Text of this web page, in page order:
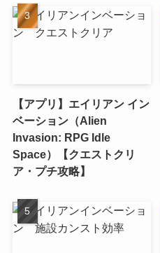
【アプリ】エイリアン イン
ベーション（Alien
Invasion: RPG Idle
Space）【クエストクリ
ア・プチ攻略】